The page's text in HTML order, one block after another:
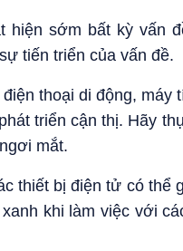
hiện sớm bất kỳ vấn
tiến triển của vấn đề.
thoại di động, máy
triển cận thị. Hãy
mắt.
thiết bị điện tử có thể
khi làm việc với